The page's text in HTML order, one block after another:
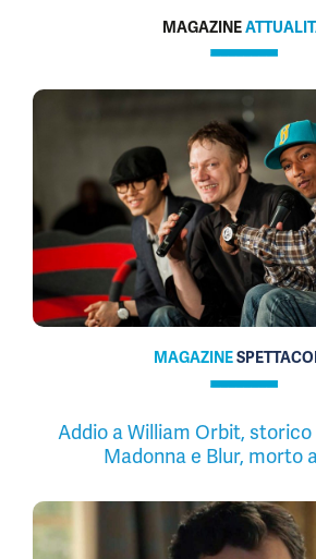
MAGAZINE
MAGAZINE
Addio a William Orbit,
Madonna e Blur, morto